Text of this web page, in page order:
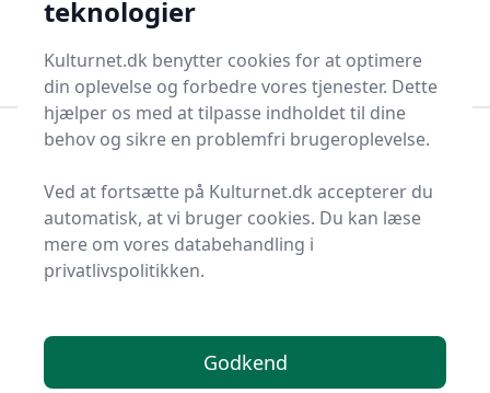
Start søgning
Bolig og indretning
Indretning
Bedste lærredstryk på
markedet - 0
Du er landet på Kulturnet, det helt rigtige sted at finde
teknologier
Kulturnet.dk benytter cookies for at optimere
din oplevelse og forbedre vores tjenester. Dette
hjælper os med at tilpasse indholdet til dine
behov og sikre en problemfri brugeroplevelse.
Ved at fortsætte på Kulturnet.dk accepterer du
automatisk, at vi bruger cookies. Du kan læse
mere om vores databehandling i
privatlivspolitikken.
Godkend